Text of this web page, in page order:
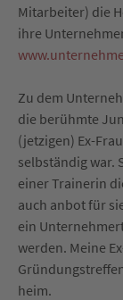
Mitarbeiter) die
ihre
Zu dem
die berühmte
(jetzigen) Ex-
selbständig war.
einer Trainerin
auch anbot für
ein
werden. Meine
heim.